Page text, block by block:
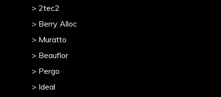
> 2tec2
> Berry Alloc
> Muratto
> Beauflor
> Pergo
> Ideal